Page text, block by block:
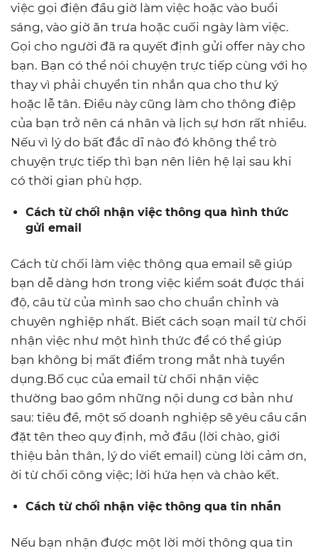
việc gọi điện đầu giờ làm việc hoặc vào buổi
sáng, vào giờ ăn trưa hoặc cuối ngày làm việc.
Gọi cho người đã ra quyết định gửi offer này cho
bạn. Bạn có thể nói chuyện trực tiếp cùng với họ
thay vì phải chuyển tin nhắn qua cho thư ký
hoặc lễ tân. Điều này cũng làm cho thông điệp
của bạn trở nên cá nhân và lịch sự hơn rất nhiều.
Nếu vì lý do bất đắc dĩ nào đó không thể trò
chuyện trực tiếp thì bạn nên liên hệ lại sau khi
có thời gian phù hợp.
Cách từ chối nhận việc thông qua hình thức
gửi email
Cách từ chối làm việc thông qua email sẽ giúp
bạn dễ dàng hơn trong việc kiểm soát được thái
độ, câu từ của mình sao cho chuẩn chỉnh và
chuyên nghiệp nhất. Biết cách soạn mail từ chối
nhận việc như một hình thức để có thể giúp
bạn không bị mất điểm trong mắt nhà tuyển
dụng.Bố cục của email từ chối nhận việc
thường bao gồm những nội dung cơ bản như
sau: tiêu đề, một số doanh nghiệp sẽ yêu cầu cần
đặt tên theo quy định, mở đầu (lời chào, giới
thiệu bản thân, lý do viết email) cùng lời cảm ơn,
ời từ chối công việc; lời hứa hẹn và chào kết.
Cách từ chối nhận việc thông qua tin nhắn
Nếu bạn nhận được một lời mời thông qua tin